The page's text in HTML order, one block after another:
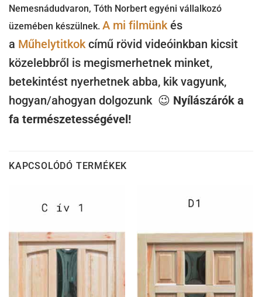
Nemesnádudvaron, Tóth Norbert egyéni vállalkozó
üzemében készülnek. A mi filmünkés
a Műhelytitkokcímű rövid videóinkban kicsit
közelebbről is megismerhetnek minket,
betekintést nyerhetnek abba, kik vagyunk,
hogyan/ahogyan dolgozunk 😉 Nyílászárók a
fa természetességével!
KAPCSOLÓDÓ TERMÉKEK